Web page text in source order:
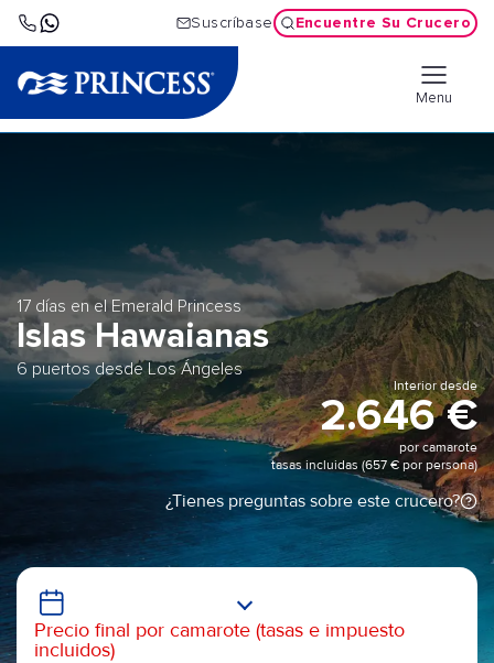
Suscríbase Encuentre Su Crucero
Menu
17 días en el Emerald Princess
Islas Hawaianas
6 puertos desde Los Ángeles
Interior desde
2.646 €
por camarote
tasas incluidas (657 € por persona)
¿Tienes preguntas sobre este crucero?
Precio final por camarote (tasas e impuesto
incluidos)